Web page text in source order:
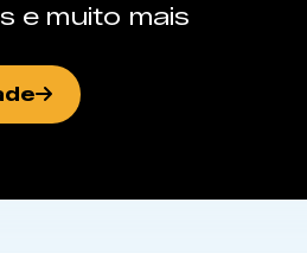
e muito mais